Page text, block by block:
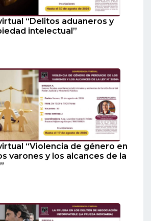
“Delitos aduaneros y
intelectual”
“Violencia de género en
varones y los alcances de la